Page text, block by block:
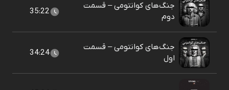
جنگ‌های کوانتومی – قسمت
دوم
35:22
جنگ‌های کوانتومی – قسمت
اول
34:24